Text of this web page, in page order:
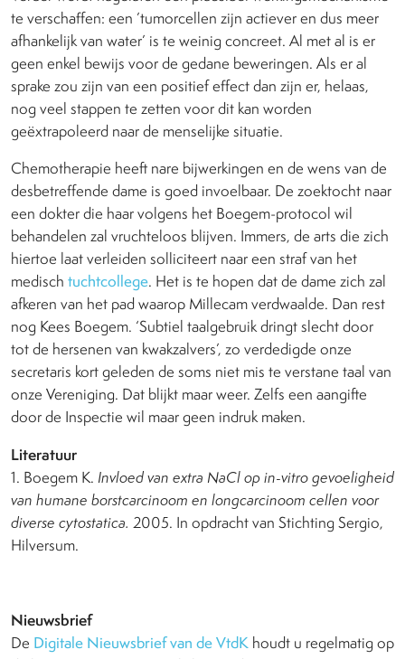
te verschaffen: een ’tumorcellen zijn actiever en dus meer
afhankelijk van water’ is te weinig concreet. Al met al is er
geen enkel bewijs voor de gedane beweringen. Als er al
sprake zou zijn van een positief effect dan zijn er, helaas,
nog veel stappen te zetten voor dit kan worden
geëxtrapoleerd naar de menselijke situatie.
Chemotherapie heeft nare bijwerkingen en de wens van de
desbetreffende dame is goed invoelbaar. De zoektocht naar
een dokter die haar volgens het Boegem-protocol wil
behandelen zal vruchteloos blijven. Immers, de arts die zich
hiertoe laat verleiden solliciteert naar een straf van het
medisch tuchtcollege. Het is te hopen dat de dame zich zal
afkeren van het pad waarop Millecam verdwaalde. Dan rest
nog Kees Boegem. ‘Subtiel taalgebruik dringt slecht door
tot de hersenen van kwakzalvers’, zo verdedigde onze
secretaris kort geleden de soms niet mis te verstane taal van
onze Vereniging. Dat blijkt maar weer. Zelfs een aangifte
door de Inspectie wil maar geen indruk maken.
Literatuur
1. Boegem K. Invloed van extra NaCl op in-vitro gevoeligheid
van humane borstcarcinoom en longcarcinoom cellen voor
diverse cytostatica. 2005. In opdracht van Stichting Sergio,
Hilversum.
Nieuwsbrief
De Digitale Nieuwsbrief van de VtdK houdt u regelmatig op